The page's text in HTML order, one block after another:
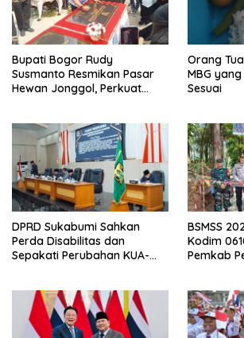
Bupati Bogor Rudy
Susmanto Resmikan Pasar
Hewan Jonggol, Perkuat
Orang
MBG
Sesuai
DPRD Sukabumi Sahkan
Perda Disabilitas dan
Sepakati Perubahan KUA-
BSMSS
Kodim
Pemkab